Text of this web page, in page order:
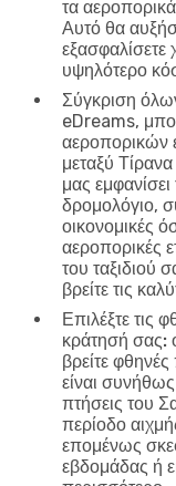
τα
Αυτό θα
εξασφαλίσετε
υψηλότερο
Σύγκριση
eDreams,
αεροπορικών
μεταξύ
μας εμφανίσει
δρομολόγιο,
οικονομικές
αεροπορικές
του ταξιδιού
βρείτε τις
Επιλέξτε τις
κράτησή σας:
βρείτε
είναι
πτήσεις του
περίοδο
επομένως
εβδομάδας ή